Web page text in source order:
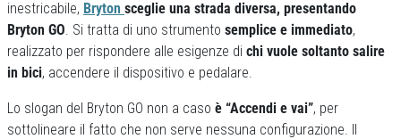
inestricabile, Bryton sceglie una strada diversa, presentando
Bryton GO. Si tratta di uno strumento semplice e immediato,
realizzato per rispondere alle esigenze di chi vuole soltanto salire
in bici, accendere il dispositivo e pedalare.
Lo slogan del Bryton GO non a caso è “Accendi e vai”, per
sottolineare il fatto che non serve nessuna configurazione. Il